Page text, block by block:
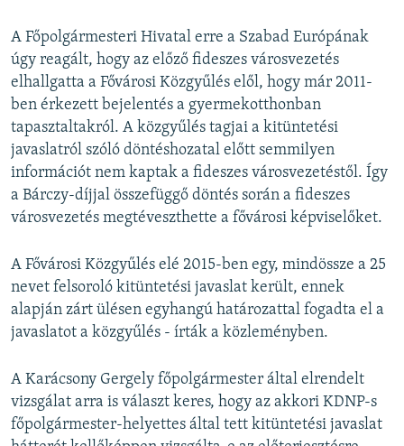
A Főpolgármesteri Hivatal erre a Szabad Európának
úgy reagált, hogy az előző fideszes városvezetés
elhallgatta a Fővárosi Közgyűlés elől, hogy már 2011-
ben érkezett bejelentés a gyermekotthonban
tapasztaltakról. A közgyűlés tagjai a kitüntetési
javaslatról szóló döntéshozatal előtt semmilyen
információt nem kaptak a fideszes városvezetéstől. Így
a Bárczy-díjjal összefüggő döntés során a fideszes
városvezetés megtéveszthette a fővárosi képviselőket.
A Fővárosi Közgyűlés elé 2015-ben egy, mindössze a 25
nevet felsoroló kitüntetési javaslat került, ennek
alapján zárt ülésen egyhangú határozattal fogadta el a
javaslatot a közgyűlés - írták a közleményben.
A Karácsony Gergely főpolgármester által elrendelt
vizsgálat arra is választ keres, hogy az akkori KDNP-s
főpolgármester-helyettes által tett kitüntetési javaslat